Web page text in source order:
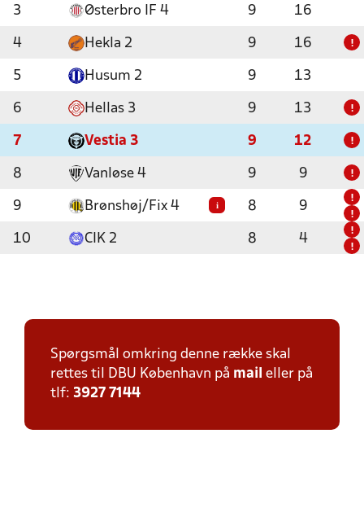
3 Østerbro IF 4 9 16
4 Hekla 2 9 16 !
5 Husum 2 9 13
6 Hellas 3 9 13 !
7 Vestia 3 9 12 !
8 Vanløse 4 9 9 !
9 Brønshøj/Fix 4 i 8 9
!
!
10 CIK 2 8 4
!
!
Spørgsmål omkring denne række skal
rettes til DBU København på mail eller på
tlf: 3927 7144